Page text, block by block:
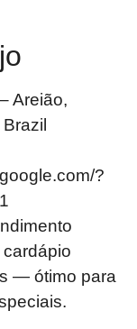
Areião,
?
— ótimo para